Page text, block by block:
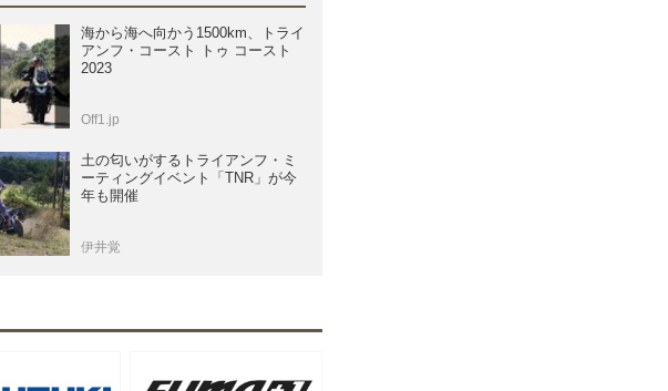
海から海へ向かう1500km、トライ
アンフ・コースト トゥ コースト
2023
Off1.jp
土の匂いがするトライアンフ・ミ
ーティングイベント「TNR」が今
年も開催
伊井覚